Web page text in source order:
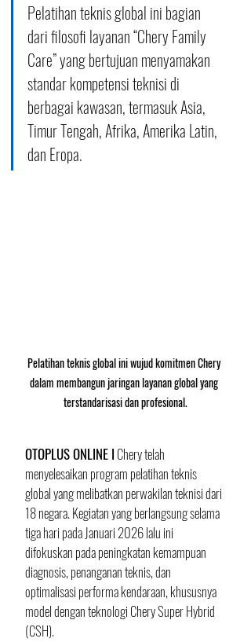
Pelatihan teknis global ini bagian
dari filosofi layanan “Chery Family
Care” yang bertujuan menyamakan
standar kompetensi teknisi di
berbagai kawasan, termasuk Asia,
Timur Tengah, Afrika, Amerika Latin,
dan Eropa.
Pelatihan teknis global ini wujud komitmen Chery
dalam membangun jaringan layanan global yang
terstandarisasi dan profesional.
OTOPLUS ONLINE I Chery telah
menyelesaikan program pelatihan teknis
global yang melibatkan perwakilan teknisi dari
18 negara. Kegiatan yang berlangsung selama
tiga hari pada Januari 2026 lalu ini
difokuskan pada peningkatan kemampuan
diagnosis, penanganan teknis, dan
optimalisasi performa kendaraan, khususnya
model dengan teknologi Chery Super Hybrid
(CSH).